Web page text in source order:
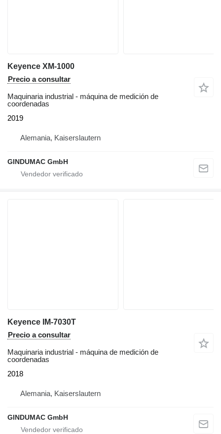
Keyence XM-1000
Precio a consultar
Maquinaria industrial - máquina de medición de
coordenadas
2019
Alemania, Kaiserslautern
GINDUMAC GmbH
Keyence IM-7030T
Precio a consultar
Maquinaria industrial - máquina de medición de
coordenadas
2018
Alemania, Kaiserslautern
GINDUMAC GmbH